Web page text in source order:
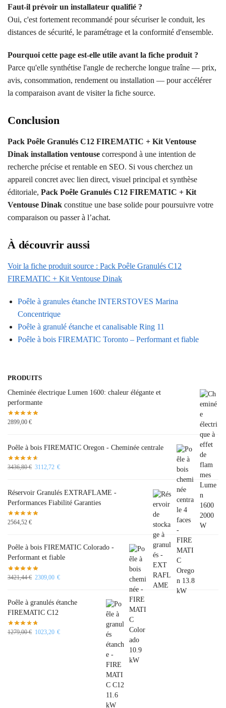
Faut-il prévoir un installateur qualifié ?
Oui, c'est fortement recommandé pour sécuriser le conduit, les
distances de sécurité, le paramétrage et la conformité d'ensemble.
Pourquoi cette page est-elle utile avant la fiche produit ?
Parce qu'elle synthétise l'angle de recherche longue traîne — prix,
avis, consommation, rendement ou installation — pour accélérer
la comparaison avant de visiter la fiche source.
Conclusion
Pack Poêle Granulés C12 FIREMATIC + Kit Ventouse
Dinak installation ventouse correspond à une intention de
recherche précise et rentable en SEO. Si vous cherchez un
appareil concret avec lien direct, visuel principal et synthèse
éditoriale, Pack Poêle Granulés C12 FIREMATIC + Kit
Ventouse Dinak constitue une base solide pour poursuivre votre
comparaison ou passer à l’achat.
À découvrir aussi
Voir la fiche produit source : Pack Poêle Granulés C12
FIREMATIC + Kit Ventouse Dinak
Poêle à granules étanche INTERSTOVES Marina
Concentrique
Poêle à granulé étanche et canalisable Ring 11
Poêle à bois FIREMATIC Toronto – Performant et fiable
PRODUITS
Cheminée électrique Lumen 1600: chaleur élégante et
performante
2899,00 €
Poêle à bois FIREMATIC Oregon - Cheminée centrale
3436,80€ 3112,72 €
Réservoir Granulés EXTRAFLAME -
Performances Fiabilité Garanties
2564,52 €
Poêle à bois FIREMATIC Colorado -
Performant et fiable
3421,44€ 2309,00 €
Poêle à granulés étanche
FIREMATIC C12
1279,00€ 1023,20 €